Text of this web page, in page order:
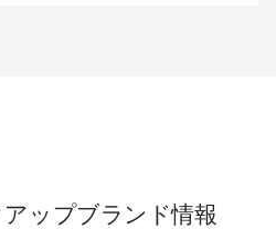
ップブランド情報